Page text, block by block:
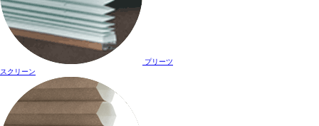
プリーツ
スクリーン